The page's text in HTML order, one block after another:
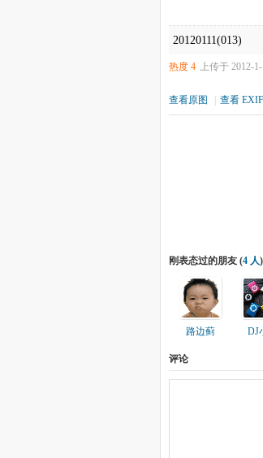
20120111(013)
热度 4 上传于 2012-
查看原图 查看
刚表态过的朋友 (4 人)
路边蓟 DJ
评论